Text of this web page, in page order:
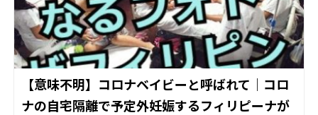
【意味不明】コロナベイビーと呼ばれて｜コロ
ナの自宅隔離で予定外妊娠するフィリピーナが